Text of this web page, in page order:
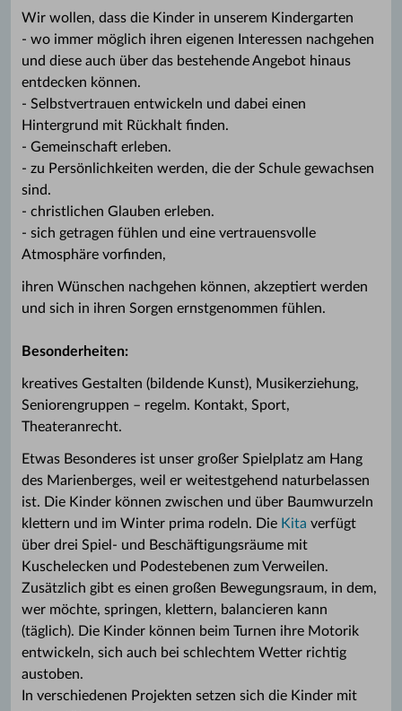
Wir wollen, dass die Kinder in unserem Kindergarten
- wo immer möglich ihren eigenen Interessen nachgehen
und diese auch über das bestehende Angebot hinaus
entdecken können.
- Selbstvertrauen entwickeln und dabei einen
Hintergrund mit Rückhalt finden.
- Gemeinschaft erleben.
- zu Persönlichkeiten werden, die der Schule gewachsen
sind.
- christlichen Glauben erleben.
- sich getragen fühlen und eine vertrauensvolle
Atmosphäre vorfinden,
ihren Wünschen nachgehen können, akzeptiert werden
und sich in ihren Sorgen ernstgenommen fühlen.
Besonderheiten:
kreatives Gestalten (bildende Kunst), Musikerziehung,
Seniorengruppen – regelm. Kontakt, Sport,
Theateranrecht.
Etwas Besonderes ist unser großer Spielplatz am Hang
des Marienberges, weil er weitestgehend naturbelassen
ist. Die Kinder können zwischen und über Baumwurzeln
klettern und im Winter prima rodeln. Die Kita verfügt
über drei Spiel- und Beschäftigungsräume mit
Kuschelecken und Podestebenen zum Verweilen.
Zusätzlich gibt es einen großen Bewegungsraum, in dem,
wer möchte, springen, klettern, balancieren kann
(täglich). Die Kinder können beim Turnen ihre Motorik
entwickeln, sich auch bei schlechtem Wetter richtig
austoben.
In verschiedenen Projekten setzen sich die Kinder mit